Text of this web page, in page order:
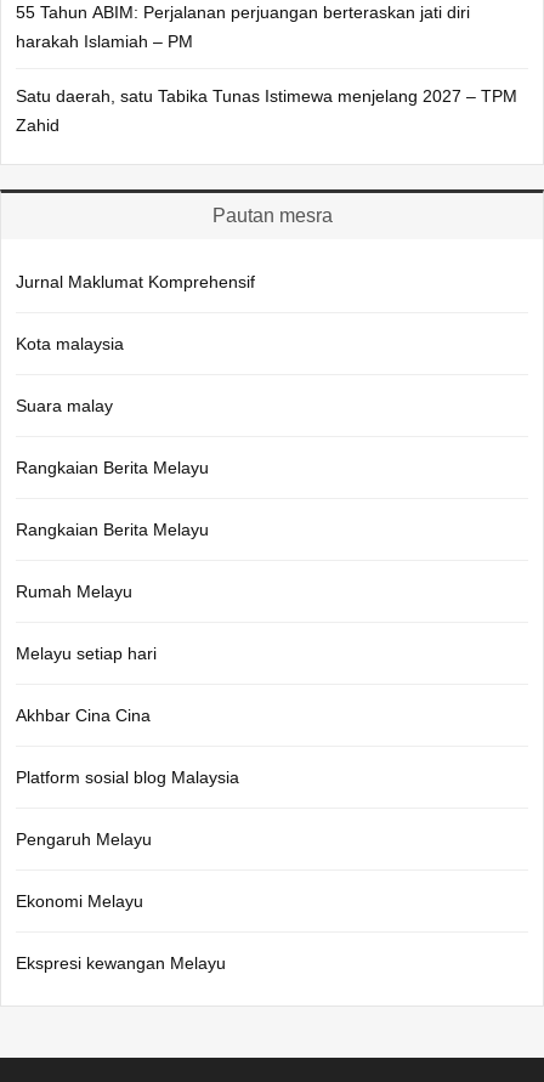
55 Tahun ABIM: Perjalanan perjuangan berteraskan jati diri
harakah Islamiah – PM
Satu daerah, satu Tabika Tunas Istimewa menjelang 2027 – TPM
Zahid
Pautan mesra
Jurnal Maklumat Komprehensif
Kota malaysia
Suara malay
Rangkaian Berita Melayu
Rangkaian Berita Melayu
Rumah Melayu
Melayu setiap hari
Akhbar Cina Cina
Platform sosial blog Malaysia
Pengaruh Melayu
Ekonomi Melayu
Ekspresi kewangan Melayu